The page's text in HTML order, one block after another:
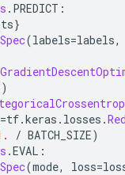
. PREDICT :
}
(labels=labels,
)
=tf.keras . losses .
/ BATCH_SIZE)
.EVAL :
(mode, loss=